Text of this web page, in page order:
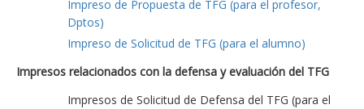
Impreso de Propuesta de TFG (para el profesor,
Dptos)
Impreso de Solicitud de TFG (para el alumno)
Impresos relacionados con la defensa y evaluación del TFG
Impresos de Solicitud de Defensa del TFG (para el